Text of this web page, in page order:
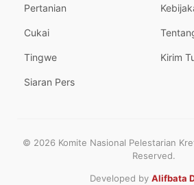
Pertanian
Cukai
Tingwe
Siaran Pers
Kirim
© 2026 Komite Nasional Pelestarian
Reserved.
Developed by Alifbata